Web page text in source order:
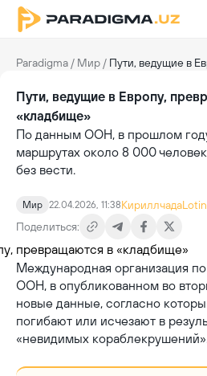
Paradigma / Мир / Пути, ведущие в
Пути, ведущие в Европу,
«кладбище»
По данным ООН, в прошлом
маршрутах около 8 000
без вести.
Мир 22.04.2026, 11:38Кириллчада
Поделиться:
Международная организация
ООН, в опубликованном во
новые данные, согласно
погибают или исчезают в
«невидимых